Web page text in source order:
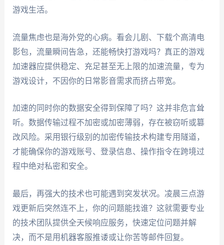
游戏生活。
流量焦虑也是海外党的心病。看会儿剧、下载个高清电
影包，流量瞬间告急，还能畅快打游戏吗？真正的游戏
加速器应提供稳定、充足甚至无上限的加速流量，专为
游戏设计，不因你的日常影音需求而挤占带宽。
加速的同时你的数据安全得到保障了吗？这并非危言耸
听。数据传输过程不加密或加密薄弱，存在被窃听或篡
改风险。采用银行级别的加密传输技术构建专用隧道，
才能确保你的游戏账号、登录信息、操作指令在跨境过
程中绝对私密和安全。
最后，再强大的技术也可能遇到突发状况。凌晨三点游
戏更新后突然连不上，你的问题能找谁？这就需要专业
的技术团队提供全天候响应服务，快速定位问题并解
决，而不是用机器客服推诿或让你苦等邮件回复。